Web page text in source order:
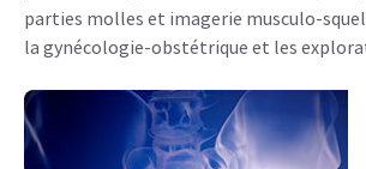
parties molles et imagerie musculo-
la gynécologie-obstétrique et les